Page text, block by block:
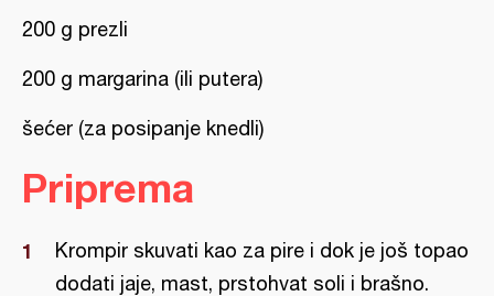
200 g prezli
200 g margarina (ili putera)
šećer (za posipanje knedli)
Priprema
Krompir skuvati kao za pire i dok je još topao
dodati jaje, mast, prstohvat soli i brašno.